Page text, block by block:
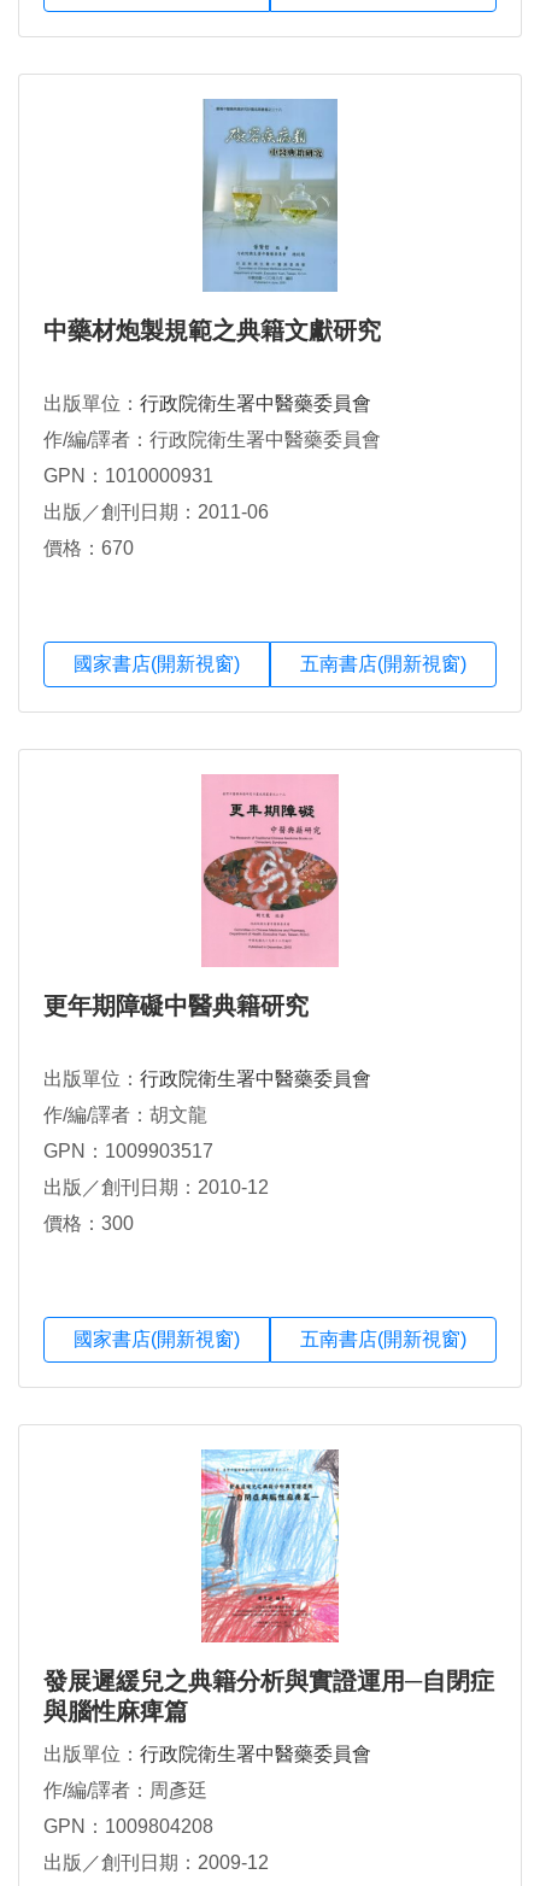
中藥材炮製規範之典籍文獻研究
出版單位： 行政院衛生署中醫藥委員會
作/編/譯者：行政院衛生署中醫藥委員會
GPN：1010000931
出版／創刊日期：2011-06
價格：670
國家書店(開新視窗) 五南書店(開新視窗)
更年期障礙中醫典籍研究
出版單位： 行政院衛生署中醫藥委員會
作/編/譯者：胡文龍
GPN：1009903517
出版／創刊日期：2010-12
價格：300
國家書店(開新視窗) 五南書店(開新視窗)
發展遲緩兒之典籍分析與實證運用─自閉症
與腦性麻痺篇
出版單位： 行政院衛生署中醫藥委員會
作/編/譯者：周彥廷
GPN：1009804208
出版／創刊日期：2009-12